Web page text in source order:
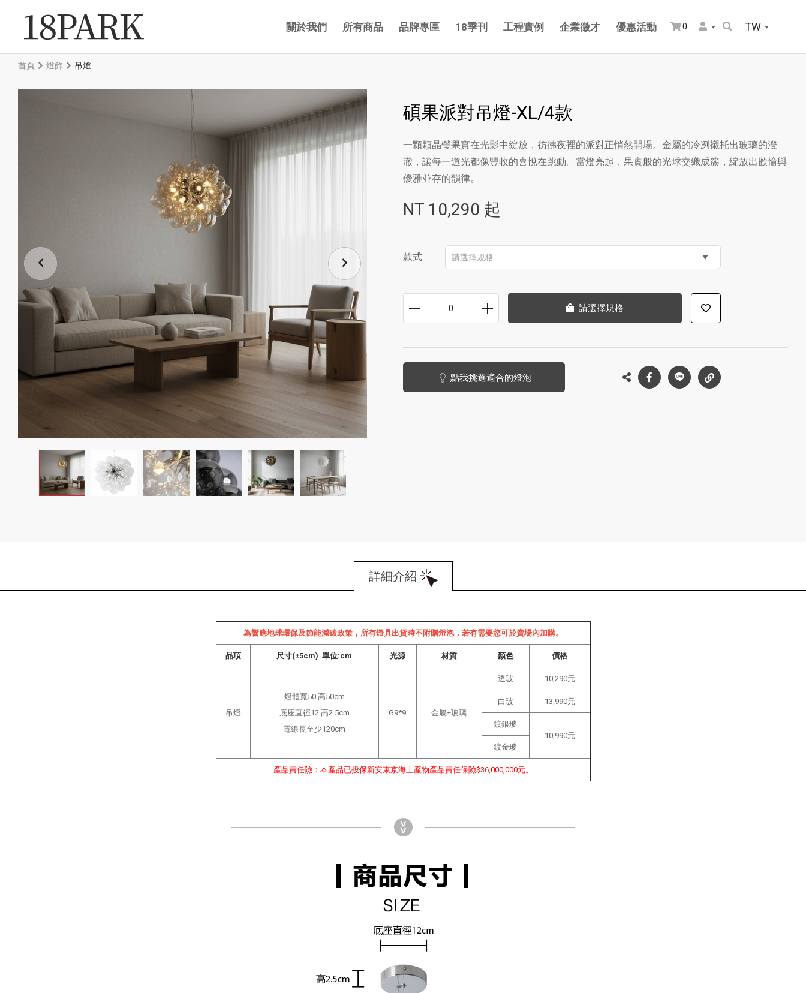
關於我們 所有商品 品牌專區 18季刊 工程實例 企業徵才 優惠活動 0 TW
首頁 燈飾 吊燈
碩果派對吊燈-XL/4款
一顆顆晶瑩果實在光影中綻放，彷彿夜裡的派對正悄然開場。金屬的冷冽襯托出玻璃的澄
澈，讓每一道光都像豐收的喜悅在跳動。當燈亮起，果實般的光球交織成簇，綻放出歡愉與
優雅並存的韻律。
NT 10,290 起
款式 請選擇規格
0 請選擇規格
點我挑選適合的燈泡
詳細介紹
為響應地球環保及節能減碳政策，所有燈具出貨時不附贈燈泡，若有需要您可於賣場內加購。
品項 尺寸(±5cm) 單位:cm 光源 材質 顏色 價格
吊燈
燈體寬50 高50cm
底座直徑12 高2.5cm
電線長至少120cm
G9*9 金屬+玻璃
透玻 10,290元
白玻 13,990元
鍍銀玻
10,990元
鍍金玻
產品責任險：本產品已投保新安東京海上產物產品責任保險$36,000,000元。